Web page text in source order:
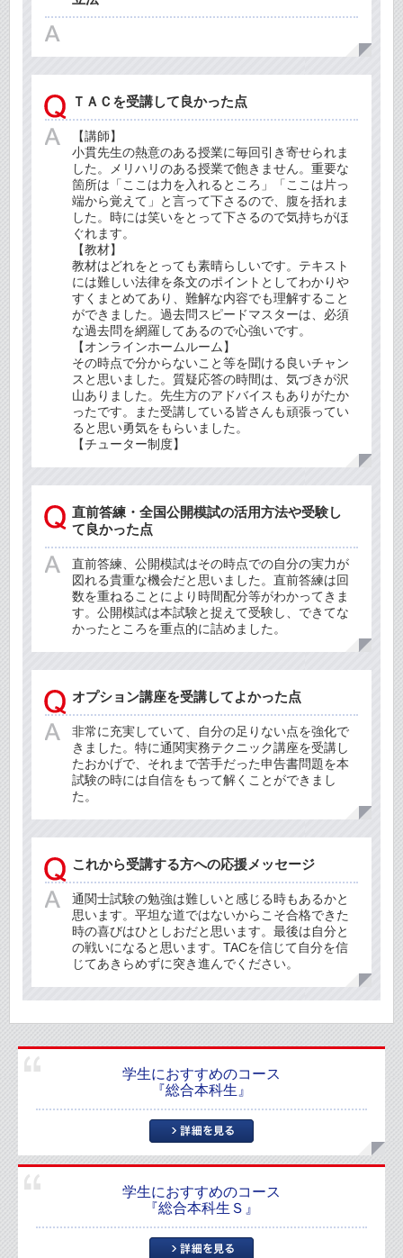
ＴＡＣを受講して良かった点
【講師】
小貫先生の熱意のある授業に毎回引き寄せられま
した。メリハリのある授業で飽きません。重要な
箇所は「ここは力を入れるところ」「ここは片っ
端から覚えて」と言って下さるので、腹を括れま
した。時には笑いをとって下さるので気持ちがほ
ぐれます。
【教材】
教材はどれをとっても素晴らしいです。テキスト
には難しい法律を条文のポイントとしてわかりや
すくまとめてあり、難解な内容でも理解すること
ができました。過去問スピードマスターは、必須
な過去問を網羅してあるので心強いです。
【オンラインホームルーム】
その時点で分からないこと等を聞ける良いチャン
スと思いました。質疑応答の時間は、気づきが沢
山ありました。先生方のアドバイスもありがたか
ったです。また受講している皆さんも頑張ってい
ると思い勇気をもらいました。
【チューター制度】
直前答練・全国公開模試の活用方法や受験し
て良かった点
直前答練、公開模試はその時点での自分の実力が
図れる貴重な機会だと思いました。直前答練は回
数を重ねることにより時間配分等がわかってきま
す。公開模試は本試験と捉えて受験し、できてな
かったところを重点的に詰めました。
オプション講座を受講してよかった点
非常に充実していて、自分の足りない点を強化で
きました。特に通関実務テクニック講座を受講し
たおかげで、それまで苦手だった申告書問題を本
試験の時には自信をもって解くことができまし
た。
これから受講する方への応援メッセージ
通関士試験の勉強は難しいと感じる時もあるかと
思います。平坦な道ではないからこそ合格できた
時の喜びはひとしおだと思います。最後は自分と
の戦いになると思います。TACを信じて自分を信
じてあきらめずに突き進んでください。
学生におすすめのコース
『総合本科生』
学生におすすめのコース
『総合本科生Ｓ』